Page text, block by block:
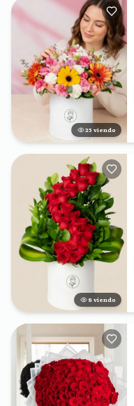
25 viendo
9 viendo